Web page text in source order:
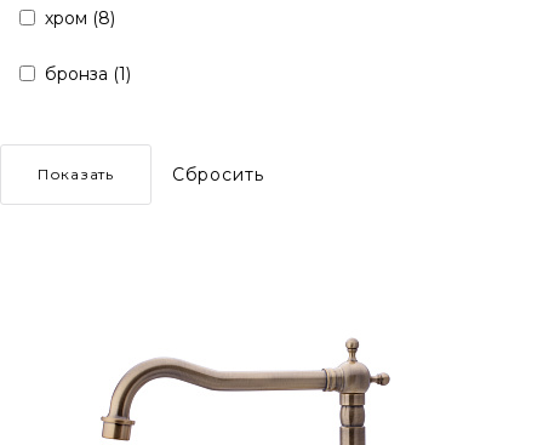
хром (8)
бронза (1)